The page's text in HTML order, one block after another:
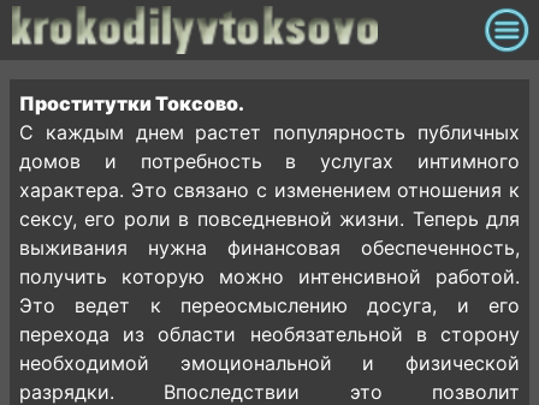
Проститутки Токсово.
С каждым днем растет популярность публичных
домов и потребность в услугах интимного
характера. Это связано с изменением отношения к
сексу, его роли в повседневной жизни. Теперь для
выживания нужна финансовая обеспеченность,
получить которую можно интенсивной работой.
Это ведет к переосмыслению досуга, и его
перехода из области необязательной в сторону
необходимой эмоциональной и физической
разрядки. Впоследствии это позволит